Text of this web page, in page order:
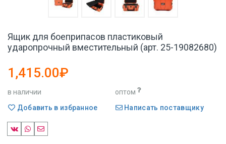
Ящик для боеприпасов пластиковый
ударопрочный вместительный (арт. 25-19082680)
1,415.00₽
в наличии
оптом
Добавить в избранное
Написать поставщику